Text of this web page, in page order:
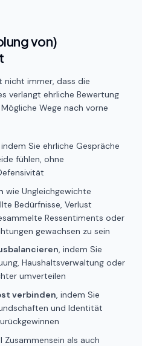
von)
nicht immer, dass die
verlangt ehrliche Bewertung
Wege nach vorne
indem Sie ehrliche Gespräche
fühlen, ohne
wie Ungleichgewichte
Bedürfnisse, Verlust
Ressentiments oder
gewachsen zu sein
, indem Sie
Haushaltsverwaltung oder
umverteilen
verbinden, indem Sie
und Identität
Zusammensein als auch